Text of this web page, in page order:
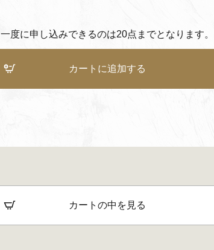
一度に申し込みできるのは20点までとなります。
カートに追加する
カートの中を見る